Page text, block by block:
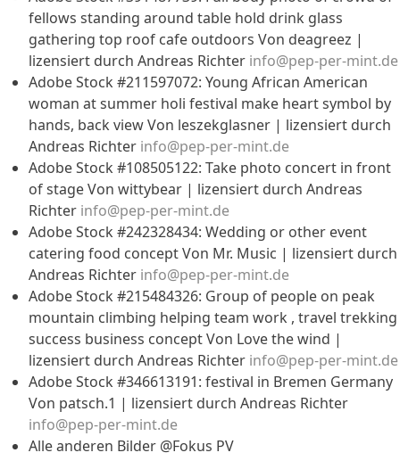
fellows standing around table hold drink glass
gathering top roof cafe outdoors Von deagreez |
lizensiert durch Andreas Richter info@pep-per-mint.de
Adobe Stock #211597072: Young African American
woman at summer holi festival make heart symbol by
hands, back view Von leszekglasner | lizensiert durch
Andreas Richter info@pep-per-mint.de
Adobe Stock #108505122: Take photo concert in front
of stage Von wittybear | lizensiert durch Andreas
Richter info@pep-per-mint.de
Adobe Stock #242328434: Wedding or other event
catering food concept Von Mr. Music | lizensiert durch
Andreas Richter info@pep-per-mint.de
Adobe Stock #215484326: Group of people on peak
mountain climbing helping team work , travel trekking
success business concept Von Love the wind |
lizensiert durch Andreas Richter info@pep-per-mint.de
Adobe Stock #346613191: festival in Bremen Germany
Von patsch.1 | lizensiert durch Andreas Richter
info@pep-per-mint.de
Alle anderen Bilder @Fokus PV